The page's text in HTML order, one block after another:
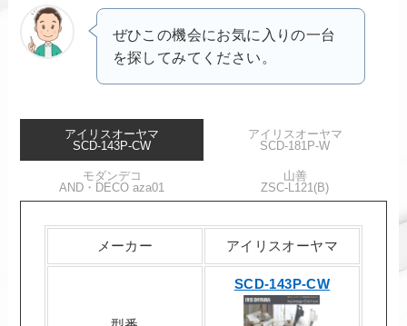
ぜひこの機会にお気に入りの一台
を探してみてください。
アイリスオーヤマ
SCD-143P-CW
アイリスオーヤマ
SCD-181P-W
モダンデコ
AND・DECO aza01
山善
ZSC-L121(B)
メーカー アイリスオーヤマ
SCD-143P-CW